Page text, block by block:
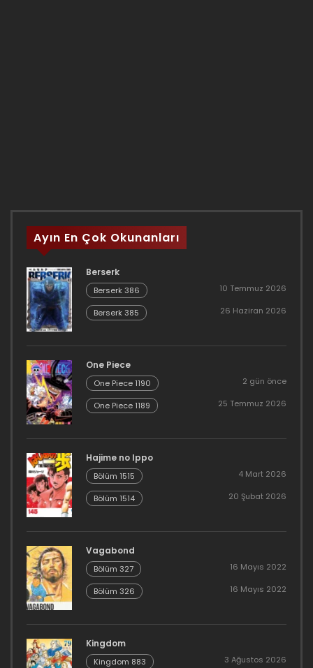
Ayın En Çok Okunanları
Berserk
Berserk 386 10 Temmuz 2026
Berserk 385 26 Haziran 2026
One Piece
One Piece 1190 2 gün önce
One Piece 1189 25 Temmuz 2026
Hajime no Ippo
Bölüm 1515 4 Mart 2026
Bölüm 1514 20 Şubat 2026
Vagabond
Bölüm 327 16 Mayıs 2022
Bölüm 326 16 Mayıs 2022
Kingdom
Kingdom 883 3 Ağustos 2026